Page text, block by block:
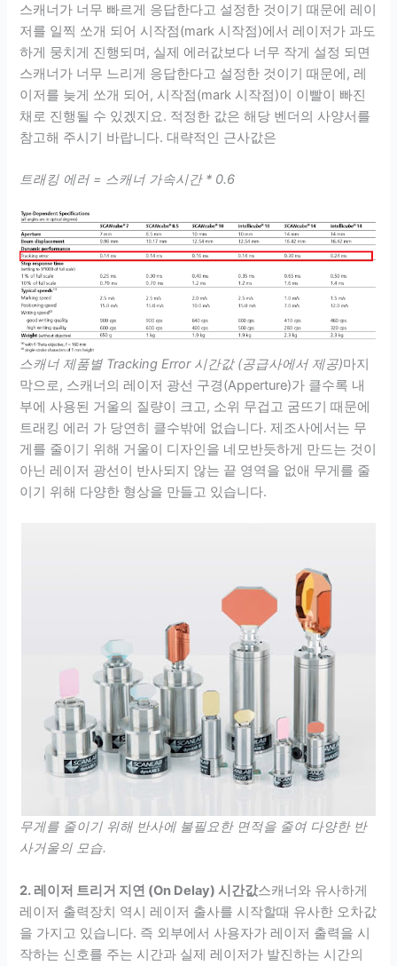
스캐너가 너무 빠르게 응답한다고 설정한 것이기 때문에 레이
저를 일찍 쏘개 되어 시작점(mark 시작점)에서 레이저가 과도
하게 뭉치게 진행되며, 실제 에러값보다 너무 작게 설정 되면
스캐너가 너무 느리게 응답한다고 설정한 것이기 때문에, 레
이저를 늦게 쏘개 되어, 시작점(mark 시작점)이 이빨이 빠진
채로 진행될 수 있겠지요. 적정한 값은 해당 벤더의 사양서를
참고해 주시기 바랍니다. 대략적인 근사값은
트래킹 에러 = 스캐너 가속시간 * 0.6
스캐너 제품별 Tracking Error 시간값 (공급사에서 제공)마지
막으로, 스캐너의 레이저 광선 구경(Apperture)가 클수록 내
부에 사용된 거울의 질량이 크고, 소위 무겁고 굼뜨기 때문에
트래킹 에러 가 당연히 클수밖에 없습니다. 제조사에서는 무
게를 줄이기 위해 거울이 디자인을 네모반듯하게 만드는 것이
아닌 레이저 광선이 반사되지 않는 끝 영역을 없애 무게를 줄
이기 위해 다양한 형상을 만들고 있습니다.
무게를 줄이기 위해 반사에 불필요한 면적을 줄여 다양한 반
사거울의 모습.
2. 레이저 트리거 지연 (On Delay) 시간값스캐너와 유사하게
레이저 출력장치 역시 레이저 출사를 시작할때 유사한 오차값
을 가지고 있습니다. 즉 외부에서 사용자가 레이저 출력을 시
작하는 신호를 주는 시간과 실제 레이저가 발진하는 시간의